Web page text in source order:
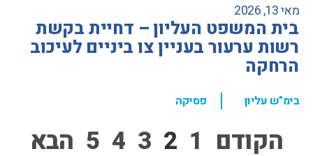
מאי 13, 2026
בית המשפט העליון – דחיית בקשת
רשות ערעור בעניין צו ביניים לעיכוב
הרחקה
בימ"ש עליון , פסיקה
הקודם 1
2
3
4
5 הבא